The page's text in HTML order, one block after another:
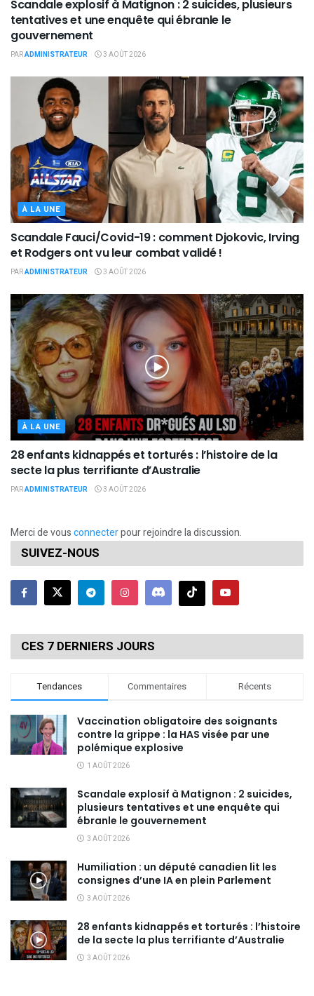
Scandale explosif à Matignon : 2 suicides, plusieurs
tentatives et une enquête qui ébranle le
gouvernement
PARADMINISTRATEUR 3 AOÛT 2026
À LA UNE
Scandale Fauci/Covid-19 : comment Djokovic, Irving
et Rodgers ont vu leur combat validé !
PARADMINISTRATEUR 3 AOÛT 2026
À LA UNE
28 enfants kidnappés et torturés : l’histoire de la
secte la plus terrifiante d’Australie
PARADMINISTRATEUR 3 AOÛT 2026
Merci de vousconnecterpour rejoindre la discussion.
SUIVEZ-NOUS
CES 7 DERNIERS JOURS
Tendances Commentaires Récents
Vaccination obligatoire des soignants
contre la grippe : la HAS visée par une
polémique explosive
1 AOÛT 2026
Scandale explosif à Matignon : 2 suicides,
plusieurs tentatives et une enquête qui
ébranle le gouvernement
3 AOÛT 2026
Humiliation : un député canadien lit les
consignes d’une IA en plein Parlement
3 AOÛT 2026
28 enfants kidnappés et torturés : l’histoire
de la secte la plus terrifiante d’Australie
3 AOÛT 2026